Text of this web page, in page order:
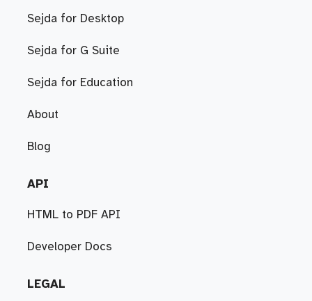
Sejda for Desktop
Sejda for G Suite
Sejda for Education
About
Blog
API
HTML to PDF API
Developer Docs
LEGAL